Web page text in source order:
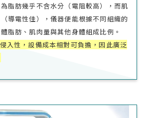
脂肪幾乎不含水分（電阻較高），而肌
導電性佳），儀器便能根據不同組織的
脂肪、肌肉量與其他身體組成比例。
入性，設備成本相對可負擔，因此廣泛